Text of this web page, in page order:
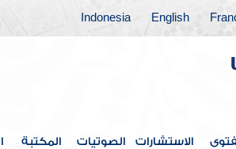
English
Indonesia
الاستشارات الصوتيات المكتبة